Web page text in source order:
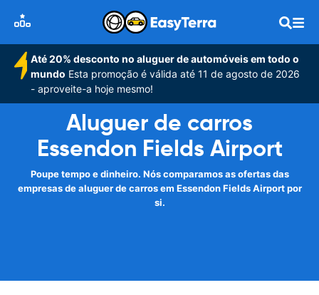
Até 20% desconto no aluguer de automóveis em todo o
mundo Esta promoção é válida até 11 de agosto de 2026
- aproveite-a hoje mesmo!
Aluguer de carros
Essendon Fields Airport
Poupe tempo e dinheiro. Nós comparamos as ofertas das
empresas de aluguer de carros em Essendon Fields Airport por
si.